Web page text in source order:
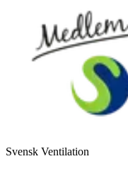
Svensk Ventilation